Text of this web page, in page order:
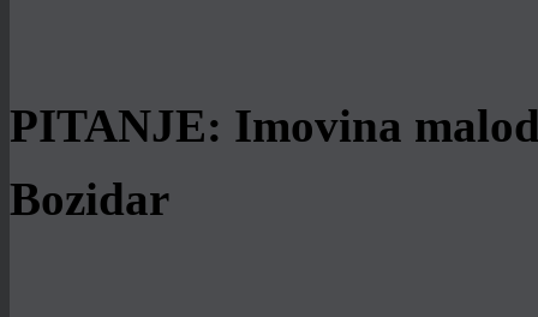
PITANJE: Imovina
Bozidar